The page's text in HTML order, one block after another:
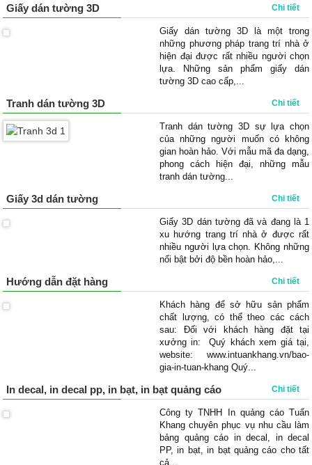
Giấy dán tường 3D Chi tiết
Giấy dán tường 3D là một trong
những phương pháp trang trí nhà ở
hiện đại được rất nhiều người chọn
lựa. Những sản phẩm giấy dán
tường 3D cao cấp,...
Tranh dán tường 3D Chi tiết
Tranh dán tường 3D sự lựa chọn
của những người muốn có không
gian hoàn hảo. Với mẫu mã đa dạng,
phong cách hiện đại, những mẫu
tranh dán tường...
Giấy 3d dán tường Chi tiết
Giấy 3D dán tường đã và đang là 1
xu hướng trang trí nhà ở được rất
nhiều người lựa chọn. Không những
nổi bật bởi độ bền hoàn hảo,...
Hướng dẫn đặt hàng Chi tiết
Khách hàng để sở hữu sản phẩm
chất lượng, có thể theo các cách
sau: Đối với khách hàng đặt tại
xưởng in: Quý khách xem giá tại,
website: www.intuankhang.vn/bao-
gia-in-tuan-khang Quý...
In decal, in decal pp, in bạt, in bạt quảng cáo Chi tiết
Công ty TNHH In quảng cáo Tuấn
Khang chuyên phục vụ nhu cầu làm
bảng quảng cáo in decal, in decal
PP, in bạt, in bạt quảng cáo cho tất
cả...